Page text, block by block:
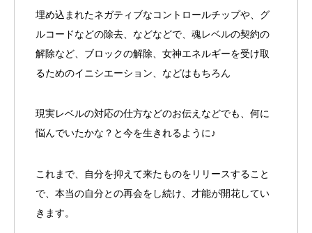
埋め込まれたネガティブなコントロールチップや、グ
ルコードなどの除去、などなどで、魂レベルの契約の
解除など、ブロックの解除、女神エネルギーを受け取
るためのイニシエーション、などはもちろん
現実レベルの対応の仕方などのお伝えなどでも、何に
悩んでいたかな？と今を生きれるように♪
これまで、自分を抑えて来たものをリリースすること
で、本当の自分との再会をし続け、才能が開花してい
きます。